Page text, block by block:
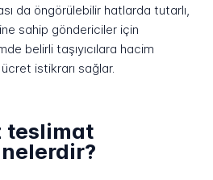
da öngörülebilir hatlarda tutarlı,
sahip göndericiler için
belirli taşıyıcılara hacim
istikrarı sağlar.
teslimat